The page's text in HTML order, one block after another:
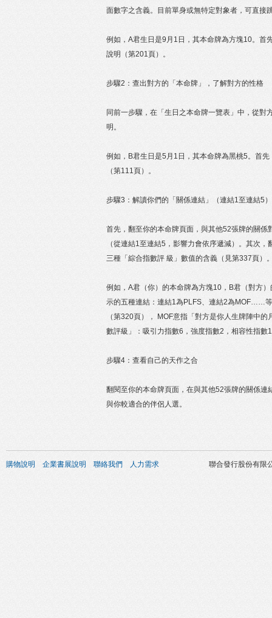
面數字之含義。目前單身或無特定對象者，可直接
例如，A君生日是9月1日，其本命牌為方塊10。首
說明（第201頁）。
步驟2：查出對方的「本命牌」，了解對方的性格
同前一步驟，在「生日之本命牌一覽表」中，從
明。
例如，B君生日是5月1日，其本命牌為黑桃5。首
（第111頁）。
步驟3：解讀你們的「關係連結」（連結1至連結5
首先，翻至你的本命牌頁面，與其他52張牌的關
（從連結1至連結5，影響力會依序遞減）。其次
三種「綜合指數評 級」數值的含義（見第337頁）
例如，A君（你）的本命牌為方塊10，B君（對方
示的五種連結：連結1為PLFS、連結2為MOF……
（第320頁）， MOF意指「對方是你人生牌陣中
數評級」：吸引力指數6，強度指數2，相容性指數
步驟4：查看自己的天作之合
翻閱至你的本命牌頁面，在與其他52張牌的關係
與你較適合的伴侶人選。
購物說明 企業書展說明 聯絡我們 人力需求 聯合發行股份有限